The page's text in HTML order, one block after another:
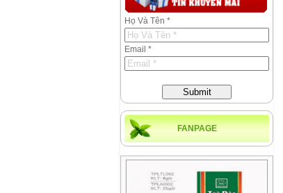
Họ Và Tên *
Email *
Submit
FANPAGE